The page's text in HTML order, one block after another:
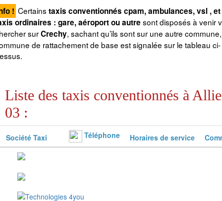
! Certainstaxis conventionnés cpam, ambulances, vsl , et
ordinaires : gare, aéroport ou autre sont disposés à venir
surCrechy, sachant qu’ils sont sur une autre
de rattachement de base est signalée sur le tableau ci-
Liste des taxis conventionnés à
03 :
Société Taxi Téléphone Horaires de service